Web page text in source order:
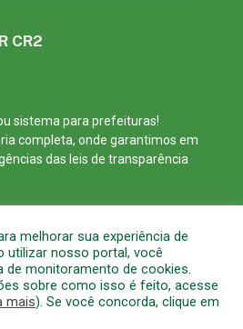
CR2
sistema para prefeituras!
completa, onde garantimos em
das leis de transparência
a Prefeitura Municipal de Barcarena
melhorar sua experiência de
utilizar nosso portal, você
de monitoramento de cookies.
sobre como isso é feito, acesse
mais). Se você concorda, clique em